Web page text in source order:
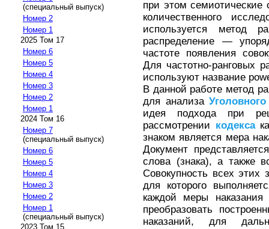
(специальный выпуск)
Номер 2
Номер 1
2025 Том 17
Номер 6
Номер 5
Номер 4
Номер 3
Номер 2
Номер 1
2024 Том 16
Номер 7
(специальный выпуск)
Номер 6
Номер 5
Номер 4
Номер 3
Номер 2
Номер 1
(специальный выпуск)
2023 Том 15
при этом
количественного
используется метод
распределение —
частоте появления
Для частотно-ранговых
используют название
В данной работе метод
для анализаУголовного
идея подхода при
рассмотрении кодекса
знаком является мера
Документ
слова (знака), а также
Совокупность всех этих
для которого
каждой меры
преобразовать
наказаний, для